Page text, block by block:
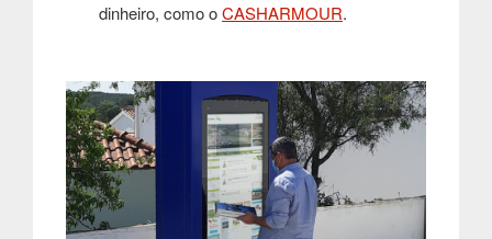
dinheiro, como oCASHARMOUR.